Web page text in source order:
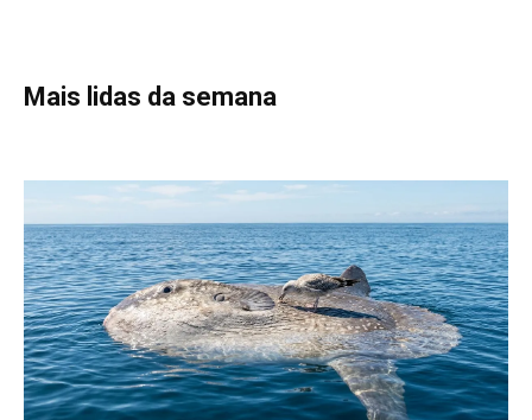
Peixe-lua emerge horizontalmente na superfície oceânica para
permitir que aves marinhas removam ectoparasitas